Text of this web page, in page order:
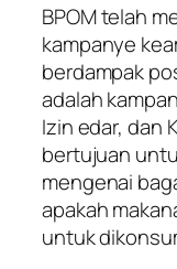
BPOM telah
kampanye
berdampak
adalah
Izin edar, dan
bertujuan
mengenai
apakah
untuk